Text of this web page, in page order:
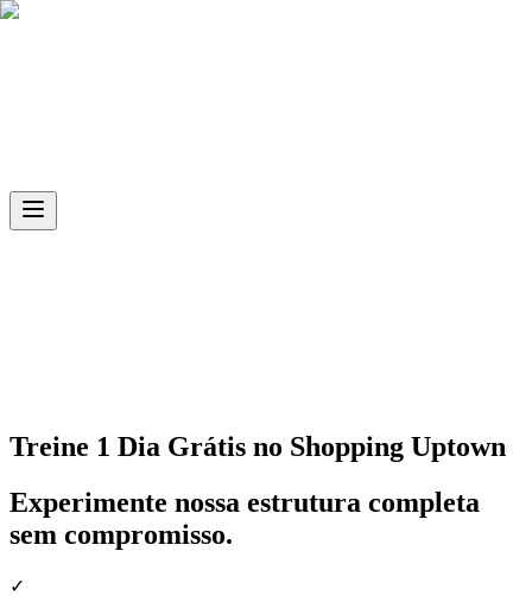
Treine 1 Dia Grátis no Shopping Uptown
Experimente nossa estrutura completa
sem compromisso.
✓